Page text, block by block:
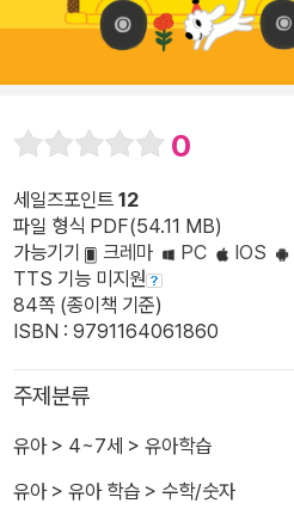
0
세일즈포인트 12
파일 형식 PDF(54.11 MB)
가능기기
크레마 PC IOS
TTS 기능 미지원
84쪽 (종이책 기준)
ISBN : 9791164061860
주제분류
유아> 4~7세 > 유아학습
유아> 유아 학습 > 수학/숫자